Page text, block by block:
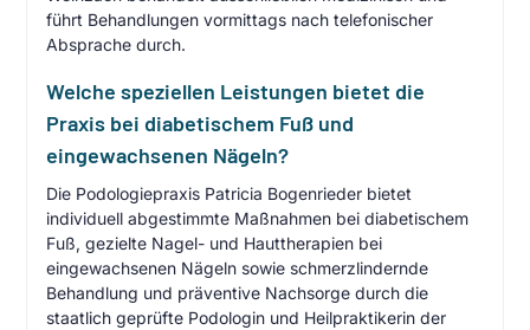
führt Behandlungen vormittags nach telefonischer
Absprache durch.
Welche speziellen Leistungen bietet die
Praxis bei diabetischem Fuß und
eingewachsenen Nägeln?
Die Podologiepraxis Patricia Bogenrieder bietet
individuell abgestimmte Maßnahmen bei diabetischem
Fuß, gezielte Nagel- und Hauttherapien bei
eingewachsenen Nägeln sowie schmerzlindernde
Behandlung und präventive Nachsorge durch die
staatlich geprüfte Podologin und Heilpraktikerin der